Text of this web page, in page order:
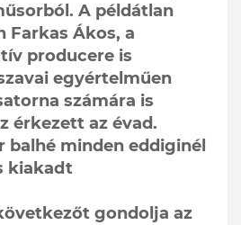
A példátlan
Farkas Ákos, a
producere is
egyértelműen
számára is
érkezett az évad.
balhé minden eddiginél
kiakadt
gondolja az